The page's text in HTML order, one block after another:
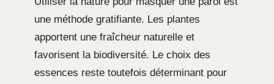
une méthode gratifiante. Les plantes
apportent une fraîcheur naturelle et
favorisent la biodiversité. Le choix des
essences reste toutefois déterminant pour